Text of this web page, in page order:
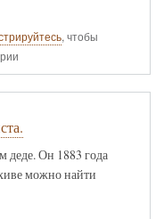
, чтобы
деде. Он 1883 года
можно найти